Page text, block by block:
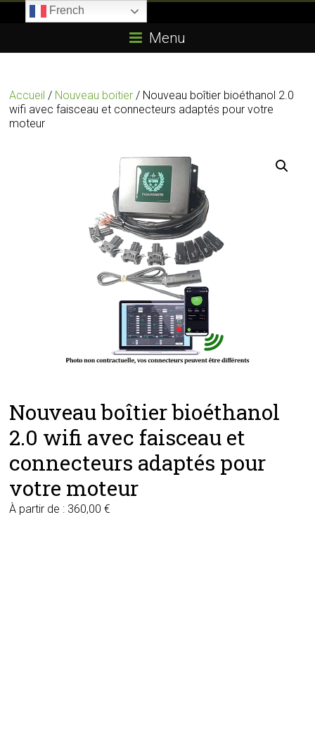
E85.com
passion
du
Menu
Accueil / Nouveau boitier / Nouveau boîtier bioéthanol 2.0
wifi avec faisceau et connecteurs adaptés pour votre
moteur
Nouveau boîtier bioéthanol
2.0 wifi avec faisceau et
connecteurs adaptés pour
votre moteur
À partir de : 360,00€
French